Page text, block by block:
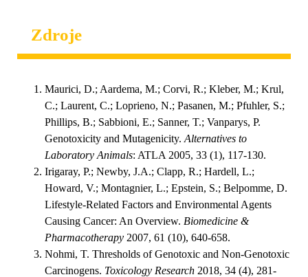
Zdroje
Maurici, D.; Aardema, M.; Corvi, R.; Kleber, M.; Krul,
C.; Laurent, C.; Loprieno, N.; Pasanen, M.; Pfuhler, S.;
Phillips, B.; Sabbioni, E.; Sanner, T.; Vanparys, P.
Genotoxicity and Mutagenicity. Alternatives to
Laboratory Animals: ATLA 2005, 33 (1), 117-130.
Irigaray, P.; Newby, J.A.; Clapp, R.; Hardell, L.;
Howard, V.; Montagnier, L.; Epstein, S.; Belpomme, D.
Lifestyle-Related Factors and Environmental Agents
Causing Cancer: An Overview. Biomedicine &
Pharmacotherapy 2007, 61 (10), 640-658.
Nohmi, T. Thresholds of Genotoxic and Non-Genotoxic
Carcinogens. Toxicology Research 2018, 34 (4), 281-